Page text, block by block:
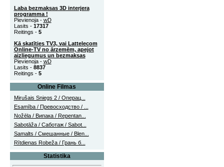
Laba bezmaksas 3D interjera
programma !
Pievienoja - wD
Lasits - 17317
Reitings - 5
Kā skatīties TV3, vai Lattelecom
Online-TV no ārzemēm, apejot
aizliegumus un bezmaksas
Pievienoja - wD
Lasits - 8837
Reitings - 5
Online Filmas
Mirušais Sniegs 2 / Операц...
Esamība / Превосходство / ...
Nožēla / Випака / Repentan...
Sabotāža / Саботаж / Sabot...
Samalts / Смешанные / Blen...
Rītdienas Robeža / Грань б...
Statistika